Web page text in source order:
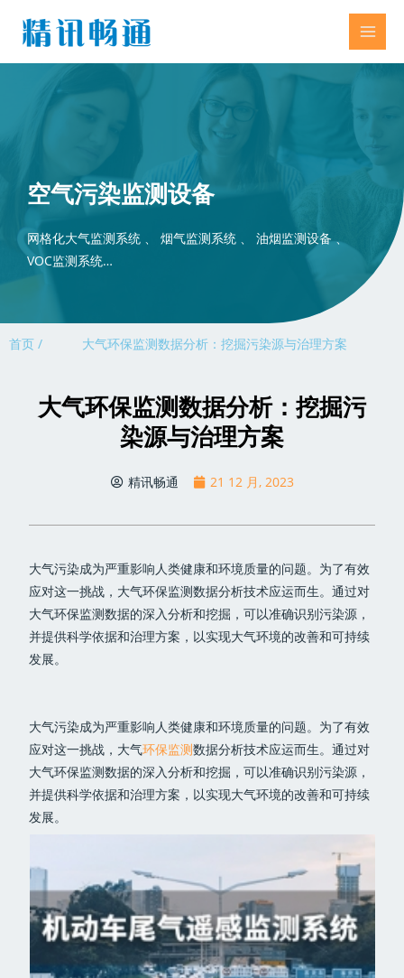
空气污染监测设备
网格化大气监测系统 、 烟气监测系统 、 油烟监测设备 、
VOC监测系统…
首页 / 大气环保监测数据分析：挖掘污染源与治理方案
大气环保监测数据分析：挖掘污
染源与治理方案
精讯畅通 21 12 月, 2023
大气污染成为严重影响人类健康和环境质量的问题。为了有效
应对这一挑战，大气环保监测数据分析技术应运而生。通过对
大气环保监测数据的深入分析和挖掘，可以准确识别污染源，
并提供科学依据和治理方案，以实现大气环境的改善和可持续
发展。
大气污染成为严重影响人类健康和环境质量的问题。为了有效
应对这一挑战，大气环保监测数据分析技术应运而生。通过对
大气环保监测数据的深入分析和挖掘，可以准确识别污染源，
并提供科学依据和治理方案，以实现大气环境的改善和可持续
发展。